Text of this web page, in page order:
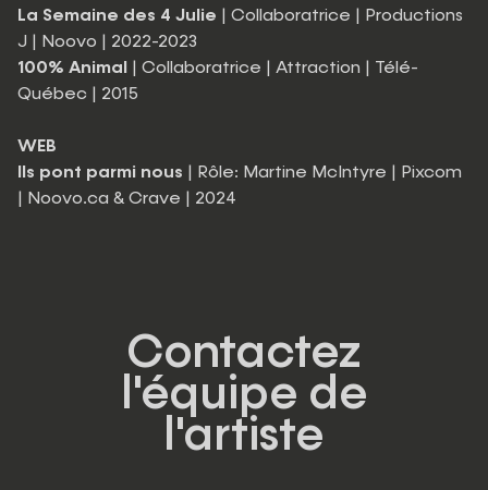
La Semaine des 4 Julie | Collaboratrice | Productions
J | Noovo | 2022-2023
100% Animal
| Collaboratrice | Attraction | Télé-
Québec | 2015
WEB
Ils pont parmi nous | Rôle: Martine McIntyre | Pixcom
| Noovo.ca & Crave | 2024
Contactez
l'équipe de
l'artiste